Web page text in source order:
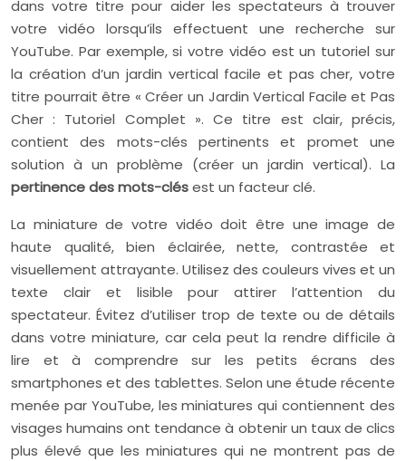
dans votre titre pour aider les spectateurs à trouver
votre vidéo lorsqu’ils effectuent une recherche sur
YouTube. Par exemple, si votre vidéo est un tutoriel sur
la création d’un jardin vertical facile et pas cher, votre
titre pourrait être « Créer un Jardin Vertical Facile et Pas
Cher : Tutoriel Complet ». Ce titre est clair, précis,
contient des mots-clés pertinents et promet une
solution à un problème (créer un jardin vertical). La
pertinence des mots-clésest un facteur clé.
La miniature de votre vidéo doit être une image de
haute qualité, bien éclairée, nette, contrastée et
visuellement attrayante. Utilisez des couleurs vives et un
texte clair et lisible pour attirer l’attention du
spectateur. Évitez d’utiliser trop de texte ou de détails
dans votre miniature, car cela peut la rendre difficile à
lire et à comprendre sur les petits écrans des
smartphones et des tablettes. Selon une étude récente
menée par YouTube, les miniatures qui contiennent des
visages humains ont tendance à obtenir un taux de clics
plus élevé que les miniatures qui ne montrent pas de